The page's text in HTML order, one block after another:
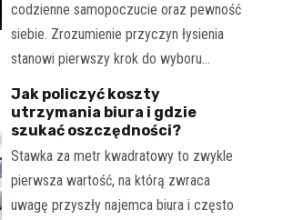
codzienne samopoczucie oraz pewność
siebie. Zrozumienie przyczyn łysienia
stanowi pierwszy krok do wyboru…
Jak policzyć koszty
utrzymania biura i gdzie
szukać oszczędności?
Stawka za metr kwadratowy to zwykle
pierwsza wartość, na którą zwraca
uwagę przyszły najemca biura i często